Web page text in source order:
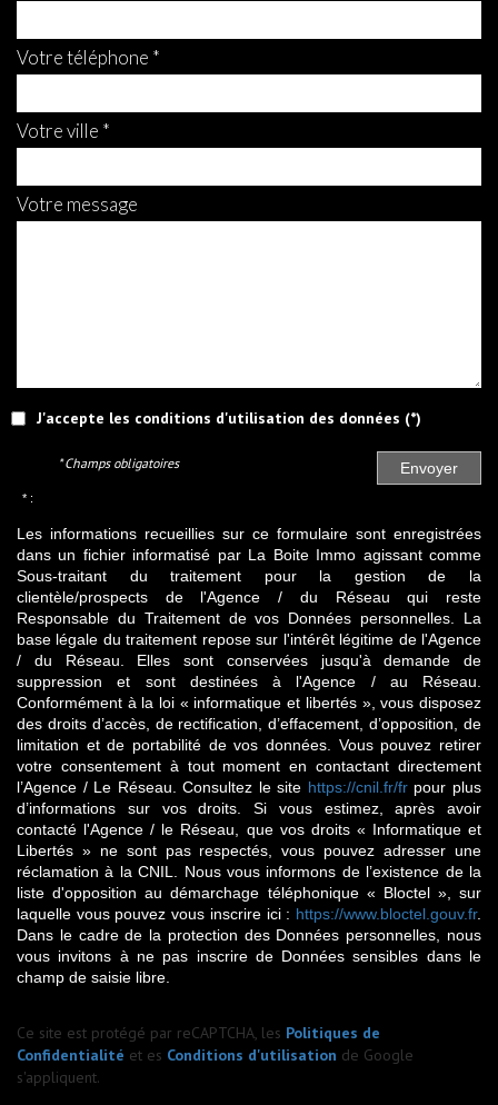
votre téléphone *
votre ville *
votre message
J'accepte les conditions d'utilisation des données (*)
Envoyer
* Champs obligatoires
* :
Les informations recueillies sur ce formulaire sont enregistrées
dans un fichier informatisé par La Boite Immo agissant comme
Sous-traitant du traitement pour la gestion de la
clientèle/prospects de l'Agence / du Réseau qui reste
Responsable du Traitement de vos Données personnelles. La
base légale du traitement repose sur l'intérêt légitime de l'Agence
/ du Réseau. Elles sont conservées jusqu'à demande de
suppression et sont destinées à l'Agence / au Réseau.
Conformément à la loi « informatique et libertés », vous disposez
des droits d’accès, de rectification, d’effacement, d’opposition, de
limitation et de portabilité de vos données. Vous pouvez retirer
votre consentement à tout moment en contactant directement
l’Agence / Le Réseau. Consultez le site https://cnil.fr/frpour plus
d’informations sur vos droits. Si vous estimez, après avoir
contacté l'Agence / le Réseau, que vos droits « Informatique et
Libertés » ne sont pas respectés, vous pouvez adresser une
réclamation à la CNIL. Nous vous informons de l’existence de la
liste d'opposition au démarchage téléphonique « Bloctel », sur
laquelle vous pouvez vous inscrire ici : https://www.bloctel.gouv.fr.
Dans le cadre de la protection des Données personnelles, nous
vous invitons à ne pas inscrire de Données sensibles dans le
champ de saisie libre.
Ce site est protégé par reCAPTCHA, les Politiques de
Confidentialité et es Conditions d'utilisation de Google
s'appliquent.